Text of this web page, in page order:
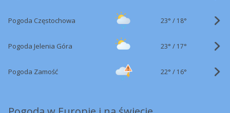
Pogoda Częstochowa 23° / 18°
Pogoda Jelenia Góra 23° / 17°
Pogoda Zamość 22° / 16°